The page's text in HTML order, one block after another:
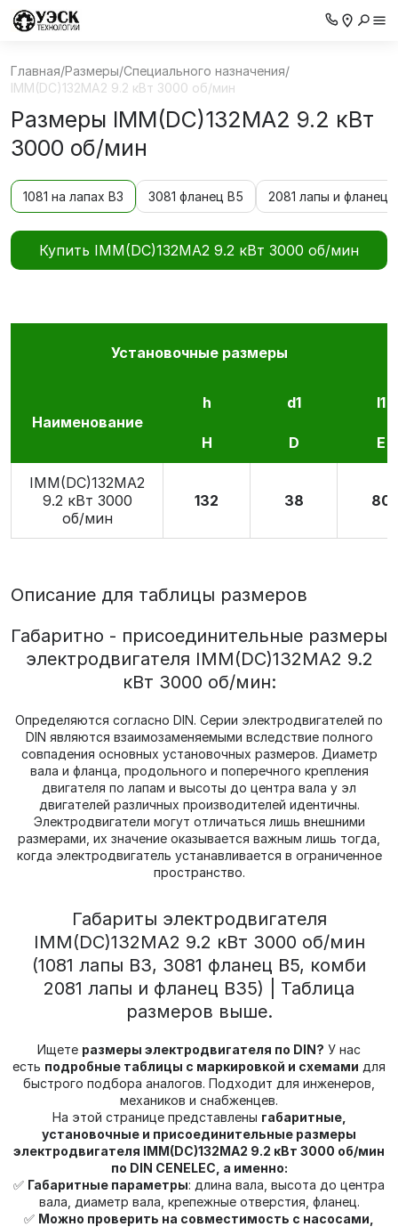
Главная/Размеры/Специального назначения/
IMM(DС)132МА2 9.2 кВт 3000 об/мин
Размеры IMM(DС)132МА2 9.2 кВт
3000 об/мин
Купить IMM(DС)132МА2 9.2 кВт 3000 об/мин
1081 на лапах В3 3081 фланец В5 2081 лапы и фланец
Установочные размеры
Наименование
h d1 l1
H D E
IMM(DС)132МА2
9.2 кВт 3000
об/мин
132 38 80
Описание для таблицы размеров
Габаритно - присоединительные размеры
электродвигателя IMM(DС)132МА2 9.2
кВт 3000 об/мин:
Определяются согласно DIN. Серии электродвигателей по
DIN являются взаимозаменяемыми вследствие полного
совпадения основных установочных размеров. Диаметр
вала и фланца, продольного и поперечного крепления
двигателя по лапам и высоты до центра вала у эл
двигателей различных производителей идентичны.
Электродвигатели могут отличаться лишь внешними
размерами, их значение оказывается важным лишь тогда,
когда электродвигатель устанавливается в ограниченное
пространство.
Габариты электродвигателя
IMM(DС)132МА2 9.2 кВт 3000 об/мин
(1081 лапы В3, 3081 фланец В5, комби
2081 лапы и фланец В35) | Таблица
размеров выше.
Ищете размеры электродвигателя по DIN? У нас
есть подробные таблицы с маркировкой и схемами для
быстрого подбора аналогов. Подходит для инженеров,
механиков и снабженцев.
На этой странице представлены габаритные,
установочные и присоединительные размеры
электродвигателя IMM(DС)132МА2 9.2 кВт 3000 об/мин
по DIN CENELEC, а именно:
✅ Габаритные параметры: длина вала, высота до центра
вала, диаметр вала, крепежные отверстия, фланец.
✅ Можно проверить на совместимость с насосами,